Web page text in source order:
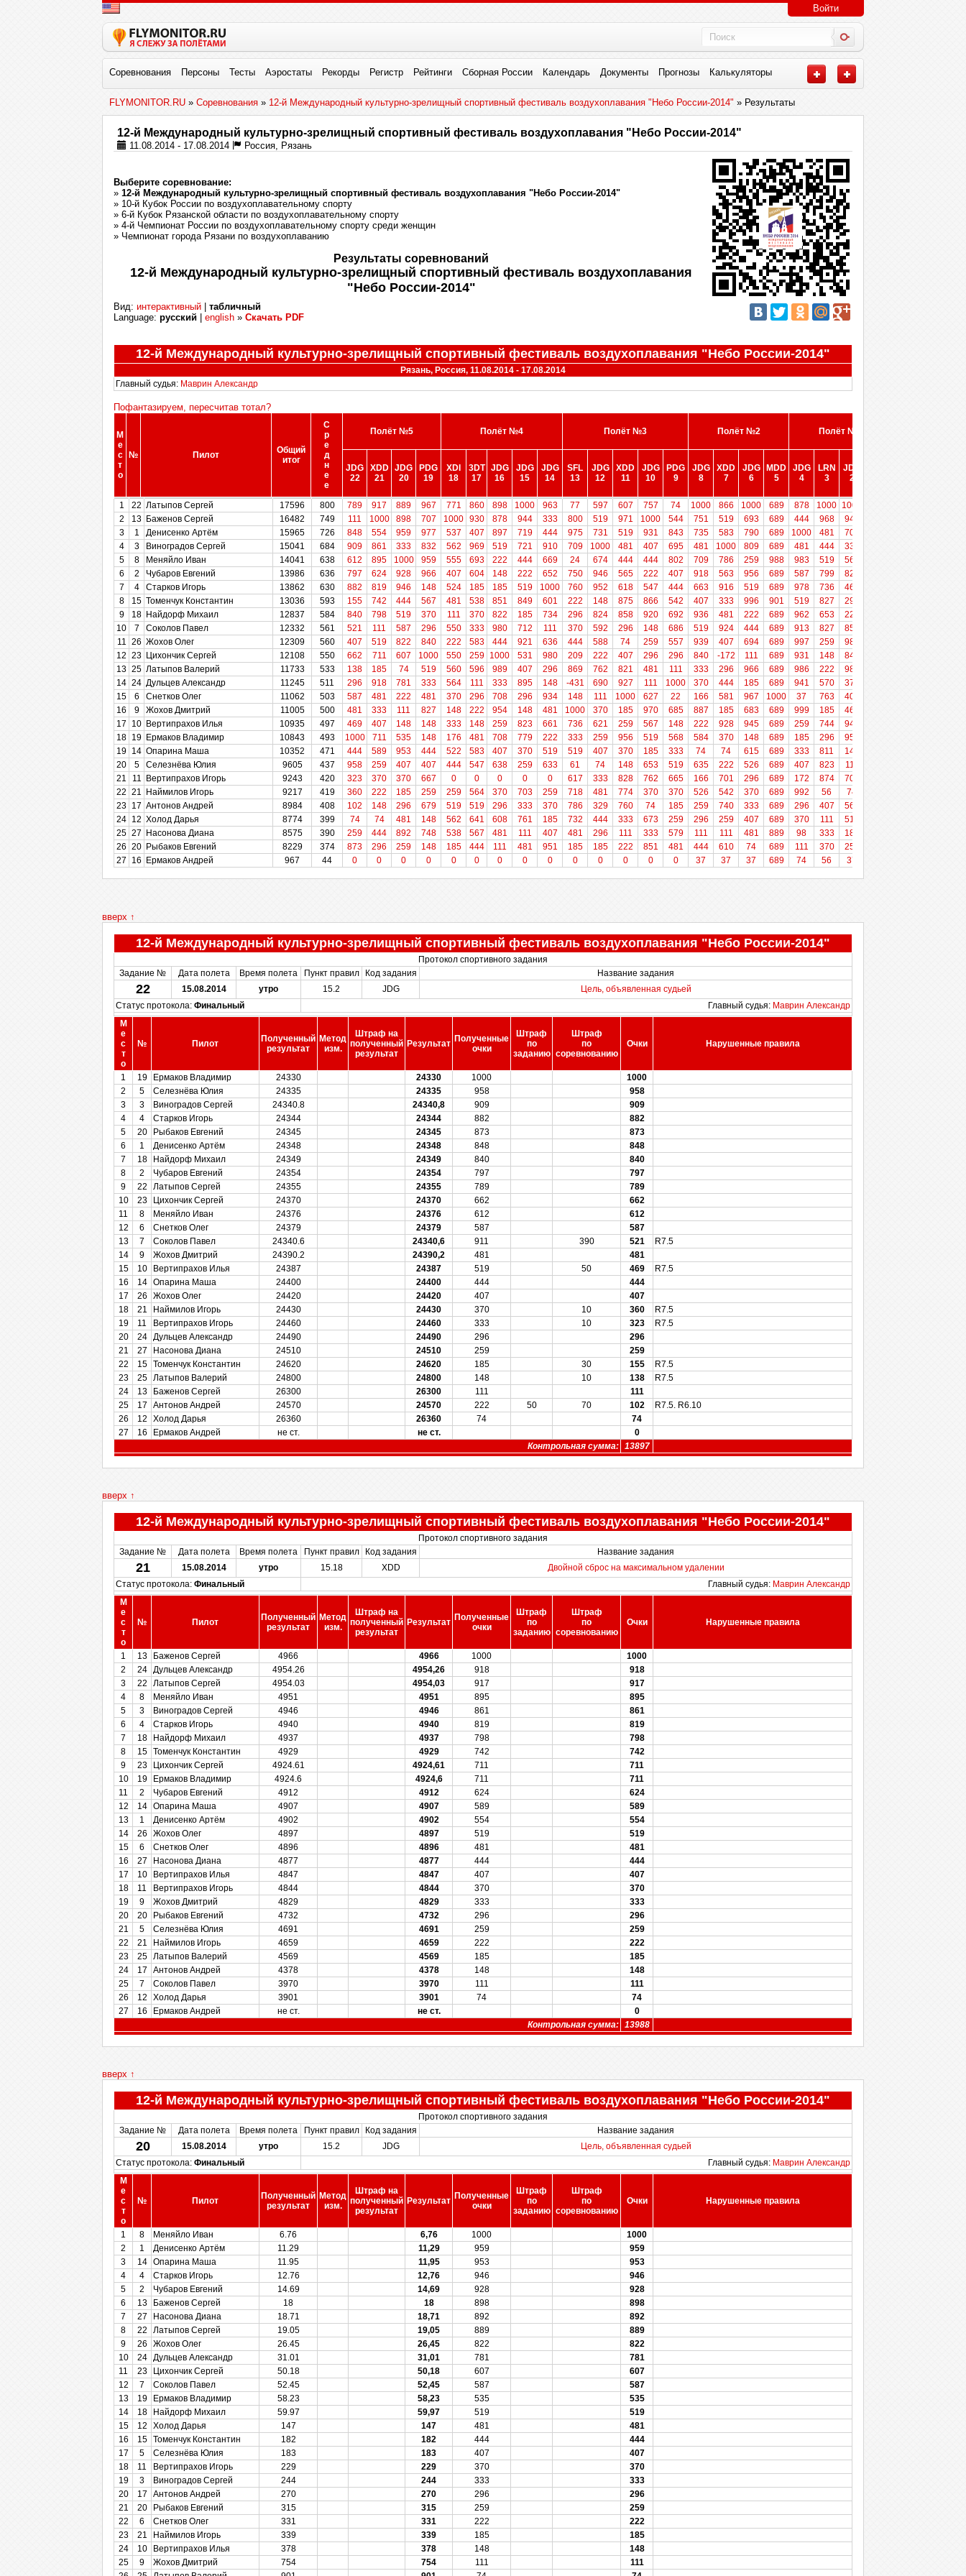
Войти
Соревнования Персоны Тесты Аэростаты Рекорды Регистр Рейтинги Сборная России Календарь Документы Прогнозы Калькуляторы
FLYMONITOR.RU » Соревнования » 12-й Международный культурно-зрелищный спортивный фестиваль воздухоплавания "Небо России-2014" » Результаты
12-й Международный культурно-зрелищный спортивный фестиваль воздухоплавания "Небо России-2014"
11.08.2014 - 17.08.2014 Россия, Рязань
Выберите соревнование:
» 12-й Международный культурно-зрелищный спортивный фестиваль воздухоплавания "Небо России-2014"
» 10-й Кубок России по воздухоплавательному спорту
» 6-й Кубок Рязанской области по воздухоплавательному спорту
» 4-й Чемпионат России по воздухоплавательному спорту среди женщин
» Чемпионат города Рязани по воздухоплаванию
Результаты соревнований
12-й Международный культурно-зрелищный спортивный фестиваль воздухоплавания
"Небо России-2014"
Вид: интерактивный
табличный
Language: русский english » Скачать PDF
12-й Международный культурно-зрелищный спортивный фестиваль воздухоплавания "Небо России-2014"
Рязань, Россия, 11.08.2014 - 17.08.2014
Главный судья: Маврин Александр
Пофантазируем, пересчитав тотал?
М
е
с
т
о
№ Пилот
Общий
итог
С
р
е
д
н
е
е
Полёт №5 Полёт №4 Полёт №3 Полёт №2 Полёт №1
JDG
22
XDD
21
JDG
20
PDG
19
XDI
18
3DT
17
JDG
16
JDG
15
JDG
14
SFL
13
JDG
12
XDD
11
JDG
10
PDG
9
JDG
8
XDD
7
JDG
6
MDD
5
JDG
4
LRN
3
JDG
2
М
е
с
т
о
№ Пилот
Общий
итог
С
р
е
д
н
е
е
Полёт №5 Полёт №4 Полёт №3 Полёт №2 Полёт №1
JDG
22
XDD
21
JDG
20
PDG
19
XDI
18
3DT
17
JDG
16
JDG
15
JDG
14
SFL
13
JDG
12
XDD
11
JDG
10
PDG
9
JDG
8
XDD
7
JDG
6
MDD
5
JDG
4
LRN
3
JDG
2
1 22 Латыпов Сергей 17596 800 789 917 889 967 771 860 898 1000 963 77 597 607 757 74 1000 866 1000 689 878 1000 1000
2
13 Баженов Сергей 16482 749 111 1000 898 707 1000 930 878 944 333 800 519 971 1000 544 751 519 693 689 444 968 941
3
1 Денисенко Артём 15965 726 848 554 959 977 537 407 897 719 444 975 731 519 931 843 735 583 790 689 1000 481 700
4
3 Виноградов Сергей 15041 684 909 861 333 832 562 969 519 721 910 709 1000 481 407 695 481 1000 809 689 481 444 333
5
8 Меняйло Иван 14041 638 612 895 1000 959 555 693 222 444 669 24 674 444 444 802 709 786 259 988 983 519 565
6
2 Чубаров Евгений 13986 636 797 624 928 966 407 604 148 222 652 750 946 565 222 407 918 563 956 689 587 799 829
7
4 Старков Игорь 13862 630 882 819 946 148 524 185 185 519 1000 760 952 618 547 444 663 916 519 689 978 736 462
8
15 Томенчук Константин 13036 593 155 742 444 567 481 538 851 849 601 222 148 875 866 542 407 333 996 901 519 827 296
9
18 Найдорф Михаил 12837 584 840 798 519 370 111 370 822 185 734 296 824 858 920 692 936 481 222 689 962 653 222
10
7 Соколов Павел 12332 561 521 111 587 296 550 333 980 712 111 370 592 296 148 686 519 924 444 689 913 827 853
11 26 Жохов Олег 12309 560 407 519 822 840 222 583 444 921 636 444 588 74 259 557 939 407 694 689 997 259 986
12 23 Цихончик Сергей 12108 550 662 711 607 1000 550 259 1000 531 980 209 222 407 296 296 840 -172 111 689 931 148 849
13 25 Латыпов Валерий 11733 533 138 185 74 519 560 596 989 407 296 869 762 821 481 111 333 296 966 689 986 222 989
14 24 Дульцев Александр 11245 511 296 918 781 333 564 111 333 895 148 -431 690 927 111 1000 370 444 185 689 941 570 370
15
6 Снетков Олег 11062 503 587 481 222 481 370 296 708 296 934 148 111 1000 627 22 166 581 967 1000 37 763 407
16
9 Жохов Дмитрий 11005 500 481 333 111 827 148 222 954 148 481 1000 370 185 970 685 887 185 683 689 999 185 462
17
10 Вертипрахов Илья 10935 497 469 407 148 148 333 148 259 823 661 736 621 259 567 148 222 928 945 689 259 744 940
18 19 Ермаков Владимир 10843 493 1000 711 535 148 176 481 708 779 222 333 259 956 519 568 584 370 148 689 185 296 957
19 14 Опарина Маша 10352 471 444 589 953 444 522 583 407 370 519 519 407 370 185 333 74 74 615 689 333 811 148
20
5 Селезнёва Юлия 9605 437 958 259 407 407 444 547 638 259 633 61 74 148 653 519 635 222 526 689 407 823 111
21
11 Вертипрахов Игорь 9243 420 323 370 370 667 0 0 0 0 0 617 333 828 762 665 166 701 296 689 172 874 704
22 21 Наймилов Игорь 9217 419 360 222 185 259 259 564 370 703 259 718 481 774 370 370 526 542 370 689 992 56 74
23 17 Антонов Андрей 8984 408 102 148 296 679 519 519 296 333 370 786 329 760 74 185 259 740 333 689 296 407 568
24 12 Холод Дарья 8774 399 74 74 481 148 562 641 608 761 185 732 444 333 673 259 296 259 407 689 370 111 519
25 27 Насонова Диана 8575 390 259 444 892 748 538 567 481 111 407 481 296 111 333 579 111 111 481 889 98 333 185
26 20 Рыбаков Евгений 8229 374 873 296 259 148 185 444 111 481 951 185 185 222 851 481 444 610 74 689 111 370 259
27
16 Ермаков Андрей 967 44 0 0 0 0 0 0 0 0 0 0 0 0 0 0 37 37 37 689 74 56 37
М
е
с
т
о
№ Пилот
Общий
итог
С
р
е
д
н
е
е
1
22 Латыпов Сергей 17596
800
2
13 Баженов Сергей 16482
749
3
1 Денисенко Артём 15965
726
4
3 Виноградов Сергей 15041
684
5
8 Меняйло Иван 14041
638
6
2 Чубаров Евгений 13986
636
7
4 Старков Игорь 13862
630
8
15 Томенчук Константин 13036
593
9
18 Найдорф Михаил 12837
584
10
7 Соколов Павел 12332
561
11 26 Жохов Олег 12309
560
12 23 Цихончик Сергей 12108
550
13 25 Латыпов Валерий 11733
533
14 24 Дульцев Александр 11245
511
15
6 Снетков Олег 11062
503
16
9 Жохов Дмитрий 11005
500
17
10 Вертипрахов Илья 10935
497
18 19 Ермаков Владимир 10843
493
19 14 Опарина Маша 10352
471
20
5 Селезнёва Юлия 9605
437
21
11 Вертипрахов Игорь 9243
420
22 21 Наймилов Игорь 9217
419
23 17 Антонов Андрей 8984
408
24 12 Холод Дарья 8774
399
25 27 Насонова Диана 8575
390
26 20 Рыбаков Евгений 8229
374
27
16 Ермаков Андрей 967 44
вверх ↑
12-й Международный культурно-зрелищный спортивный фестиваль воздухоплавания "Небо России-2014"
Протокол спортивного задания
Задание №
Дата полета Время полета Пункт правил Код задания Название задания
22 15.08.2014 утро 15.2 JDG
Цель, объявленная судьей
Статус протокола: Финальный Главный судья: Маврин Александр
М
е
с
т
о
№ Пилот
Полученный
результат
Метод
изм.
Штраф на
полученный
результат
Результат Полученные
очки
Штраф
по
заданию
Штраф
по
соревнованию
Очки Нарушенные правила
1 19 Ермаков Владимир 24330 24330 1000
1000
2
5 Селезнёва Юлия 24335 24335 958
958
3
3 Виноградов Сергей 24340.8 24340,8 909
909
4
4 Старков Игорь 24344 24344 882
882
5
20 Рыбаков Евгений 24345 24345 873
873
6
1 Денисенко Артём 24348 24348 848
848
7
18 Найдорф Михаил 24349 24349 840
840
8
2 Чубаров Евгений 24354 24354 797
797
9
22 Латыпов Сергей 24355 24355 789
789
10
23 Цихончик Сергей 24370 24370 662
662
11
8 Меняйло Иван 24376 24376 612
612
12
6 Снетков Олег 24379 24379 587
587
13
7 Соколов Павел 24340.6 24340,6 911 390 521
R7.5
14
9 Жохов Дмитрий 24390.2 24390,2 481
481
15
10 Вертипрахов Илья 24387 24387 519 50 469
R7.5
16
14 Опарина Маша 24400 24400 444
444
17
26 Жохов Олег 24420 24420 407
407
18
21 Наймилов Игорь 24430 24430 370 10 360
R7.5
19
11 Вертипрахов Игорь 24460 24460 333 10 323
R7.5
20
24 Дульцев Александр 24490 24490 296
296
21
27 Насонова Диана 24510 24510 259
259
22
15 Томенчук Константин 24620 24620 185 30 155
R7.5
23
25 Латыпов Валерий 24800 24800 148 10 138
R7.5
24
13 Баженов Сергей 26300 26300 111
111
25
17 Антонов Андрей 24570 24570 222 50 70 102
R7.5. R6.10
26
12 Холод Дарья 26360 26360 74
74
27
16 Ермаков Андрей не ст. не ст.
0
Контрольная сумма: 13897
вверх ↑
12-й Международный культурно-зрелищный спортивный фестиваль воздухоплавания "Небо России-2014"
Протокол спортивного задания
Задание №
Дата полета Время полета Пункт правил Код задания Название задания
21 15.08.2014 утро 15.18 XDD
Двойной сброс на максимальном удалении
Статус протокола: Финальный Главный судья: Маврин Александр
М
е
с
т
о
№ Пилот
Полученный
результат
Метод
изм.
Штраф на
полученный
результат
Результат Полученные
очки
Штраф
по
заданию
Штраф
по
соревнованию
Очки Нарушенные правила
1 13 Баженов Сергей 4966 4966 1000
1000
2
24 Дульцев Александр 4954.26 4954,26 918
918
3
22 Латыпов Сергей 4954.03 4954,03 917
917
4
8 Меняйло Иван 4951 4951 895
895
5
3 Виноградов Сергей 4946 4946 861
861
6
4 Старков Игорь 4940 4940 819
819
7
18 Найдорф Михаил 4937 4937 798
798
8
15 Томенчук Константин 4929 4929 742
742
9
23 Цихончик Сергей 4924.61 4924,61 711
711
10
19 Ермаков Владимир 4924.6 4924,6 711
711
11
2 Чубаров Евгений 4912 4912 624
624
12
14 Опарина Маша 4907 4907 589
589
13
1 Денисенко Артём 4902 4902 554
554
14
26 Жохов Олег 4897 4897 519
519
15
6 Снетков Олег 4896 4896 481
481
16
27 Насонова Диана 4877 4877 444
444
17
10 Вертипрахов Илья 4847 4847 407
407
18
11 Вертипрахов Игорь 4844 4844 370
370
19
9 Жохов Дмитрий 4829 4829 333
333
20
20 Рыбаков Евгений 4732 4732 296
296
21
5 Селезнёва Юлия 4691 4691 259
259
22
21 Наймилов Игорь 4659 4659 222
222
23
25 Латыпов Валерий 4569 4569 185
185
24
17 Антонов Андрей 4378 4378 148
148
25
7 Соколов Павел 3970 3970 111
111
26
12 Холод Дарья 3901 3901 74
74
27
16 Ермаков Андрей не ст. не ст.
0
Контрольная сумма: 13988
вверх ↑
12-й Международный культурно-зрелищный спортивный фестиваль воздухоплавания "Небо России-2014"
Протокол спортивного задания
Задание №
Дата полета Время полета Пункт правил Код задания Название задания
20 15.08.2014 утро 15.2 JDG
Цель, объявленная судьей
Статус протокола: Финальный Главный судья: Маврин Александр
М
е
с
т
о
№ Пилот
Полученный
результат
Метод
изм.
Штраф на
полученный
результат
Результат Полученные
очки
Штраф
по
заданию
Штраф
по
соревнованию
Очки Нарушенные правила
1 8 Меняйло Иван 6.76 6,76 1000
1000
2
1 Денисенко Артём 11.29 11,29 959
959
3
14 Опарина Маша 11.95 11,95 953
953
4
4 Старков Игорь 12.76 12,76 946
946
5
2 Чубаров Евгений 14.69 14,69 928
928
6
13 Баженов Сергей 18 18 898
898
7
27 Насонова Диана 18.71 18,71 892
892
8
22 Латыпов Сергей 19.05 19,05 889
889
9
26 Жохов Олег 26.45 26,45 822
822
10
24 Дульцев Александр 31.01 31,01 781
781
11
23 Цихончик Сергей 50.18 50,18 607
607
12
7 Соколов Павел 52.45 52,45 587
587
13
19 Ермаков Владимир 58.23 58,23 535
535
14
18 Найдорф Михаил 59.97 59,97 519
519
15
12 Холод Дарья 147 147 481
481
16
15 Томенчук Константин 182 182 444
444
17
5 Селезнёва Юлия 183 183 407
407
18
11 Вертипрахов Игорь 229 229 370
370
19
3 Виноградов Сергей 244 244 333
333
20
17 Антонов Андрей 270 270 296
296
21
20 Рыбаков Евгений 315 315 259
259
22
6 Снетков Олег 331 331 222
222
23
21 Наймилов Игорь 339 339 185
185
24
10 Вертипрахов Илья 378 378 148
148
25
9 Жохов Дмитрий 754 754 111
111